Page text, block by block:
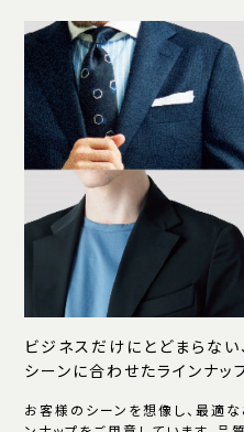
ビジネスだけにとどまらない
シーンに合わせたラインナッ
お客様のシーンを想像し、最適